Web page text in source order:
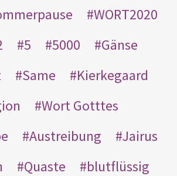
WORT2020
5 5000
Gänse
Same
Kierkegaard
Wort Gotttes
Austreibung
Jairus
Quaste
blutflüssig